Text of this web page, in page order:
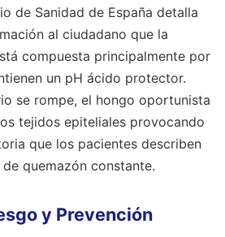
de Sanidad de España detalla
al ciudadano que la
compuesta principalmente por
un pH ácido protector.
se rompe, el hongo oportunista
tejidos epiteliales provocando
que los pacientes describen
quemazón constante.
y Prevención